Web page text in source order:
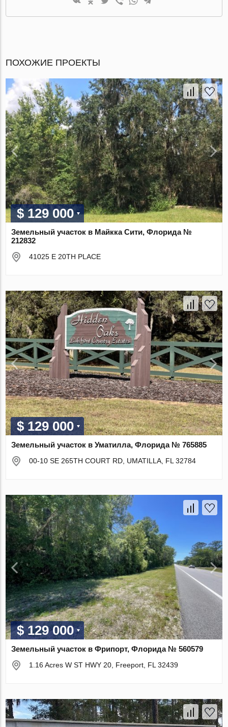
ПОХОЖИЕ ПРОЕКТЫ
$ 129 000
Земельный участок в Майкка Сити, Флорида №
212832
41025 E 20TH PLACE
$ 129 000
Земельный участок в Уматилла, Флорида № 765885
00-10 SE 265TH COURT RD, UMATILLA, FL 32784
$ 129 000
Земельный участок в Фрипорт, Флорида № 560579
1.16 Acres W ST HWY 20, Freeport, FL 32439